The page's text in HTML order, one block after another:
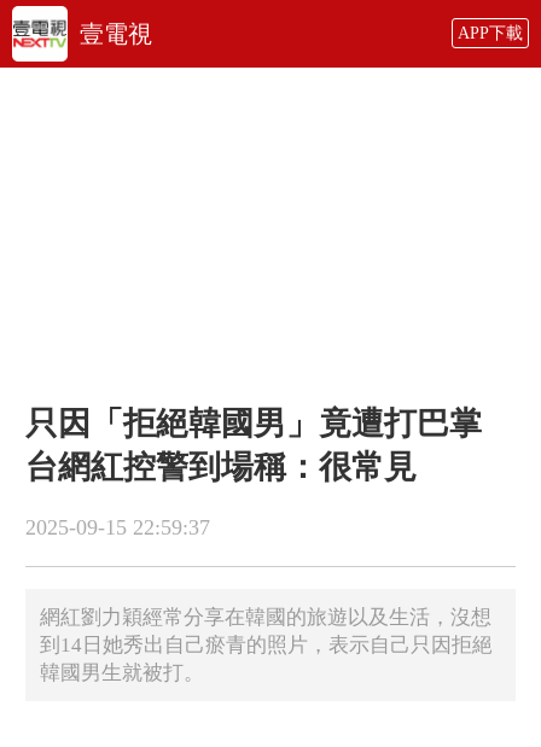
壹電視 APP下載
只因「拒絕韓國男」竟遭打巴掌
台網紅控警到場稱：很常見
2025-09-15 22:59:37
網紅劉力穎經常分享在韓國的旅遊以及生活，沒想
到14日她秀出自己瘀青的照片，表示自己只因拒絕
韓國男生就被打。